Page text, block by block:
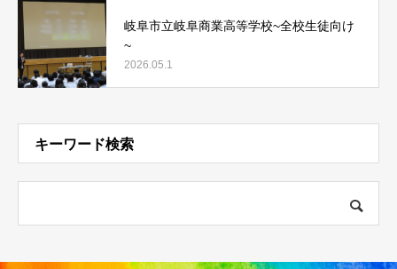
岐阜市立岐阜商業高等学校~全校生徒向け
~
2026.05.1
キーワード検索